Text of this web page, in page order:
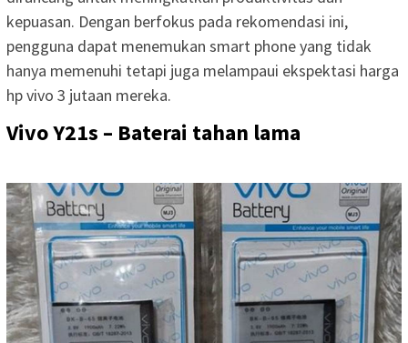
kepuasan. Dengan berfokus pada rekomendasi ini,
pengguna dapat menemukan smart phone yang tidak
hanya memenuhi tetapi juga melampaui ekspektasi harga
hp vivo 3 jutaan mereka.
Vivo Y21s – Baterai tahan lama